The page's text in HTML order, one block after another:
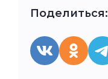
Поделиться: